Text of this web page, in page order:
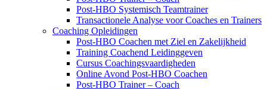
Post-HBO Systemisch Teamtrainer
Transactionele Analyse voor Coaches en Trainers
Coaching Opleidingen
Post-HBO Coachen met Ziel en Zakelijkheid
Training Coachend Leidinggeven
Cursus Coachingsvaardigheden
Online Avond Post-HBO Coachen
Post-HBO Trainer – Coach